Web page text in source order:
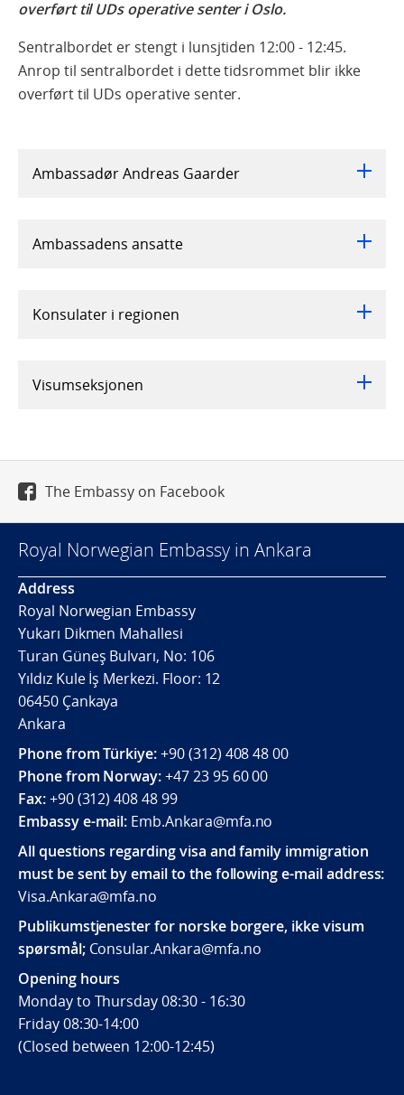
overført til UDs operative senter i Oslo.
Sentralbordet er stengt i lunsjtiden 12:00 - 12:45.
Anrop til sentralbordet i dette tidsrommet blir ikke
overført til UDs operative senter.
Ambassadør Andreas Gaarder
Ambassadens ansatte
Konsulater i regionen
Visumseksjonen
The Embassy on Facebook
Royal Norwegian Embassy in Ankara
Address
Royal Norwegian Embassy
Yukarı Dikmen Mahallesi
Turan Güneş Bulvarı, No: 106
Yıldız Kule İş Merkezi. Floor: 12
06450 Çankaya
Ankara
Phone from Türkiye:+90 (312) 408 48 00
Phone from Norway:+47 23 95 60 00
Fax:+90 (312) 408 48 99
Embassy e-mail: Emb.Ankara@mfa.no
All questions regarding visa and family immigration
must be sent by email to the following e-mail address:
Visa.Ankara@mfa.no
Publikumstjenester for norske borgere, ikke visum
spørsmål; Consular.Ankara@mfa.no
Opening hours
Monday to Thursday 08:30 - 16:30
Friday 08:30-14:00
(Closed between 12:00-12:45)